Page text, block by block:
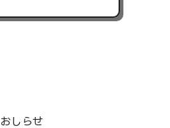
おしらせ